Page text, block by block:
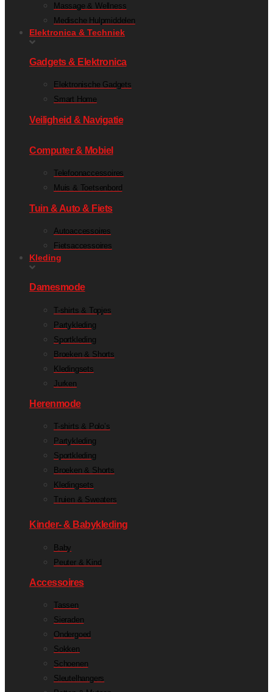
Massage & Wellness
Medische Hulpmiddelen
Elektronica & Techniek
Gadgets & Elektronica
Elektronische Gadgets
Smart Home
Veiligheid & Navigatie
Computer & Mobiel
Telefoonaccessoires
Muis & Toetsenbord
Tuin & Auto & Fiets
Autoaccessoires
Fietsaccessoires
Kleding
Damesmode
T-shirts & Topjes
Partykleding
Sportkleding
Broeken & Shorts
Kledingsets
Jurken
Herenmode
T-shirts & Polo’s
Partykleding
Sportkleding
Broeken & Shorts
Kledingsets
Truien & Sweaters
Kinder- & Babykleding
Baby
Peuter & Kind
Accessoires
Tassen
Sieraden
Ondergoed
Sokken
Schoenen
Sleutelhangers